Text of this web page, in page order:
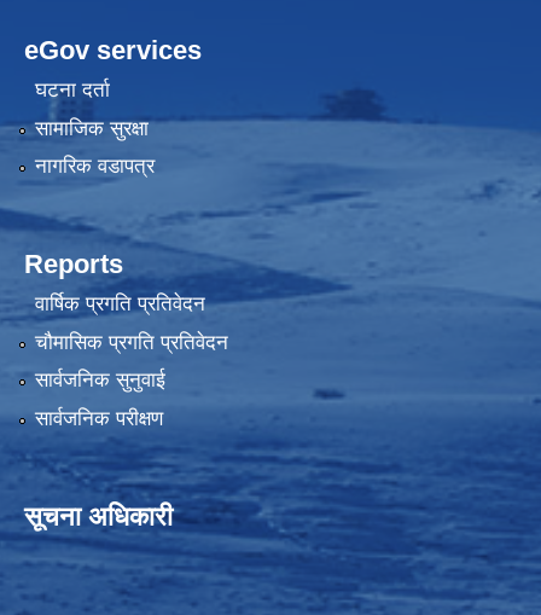
eGov services
घटना दर्ता
सामाजिक सुरक्षा
नागरिक वडापत्र
Reports
वार्षिक प्रगति प्रतिवेदन
चौमासिक प्रगति प्रतिवेदन
सार्वजनिक सुनुवाई
सार्वजनिक परीक्षण
सूचना अधिकारी